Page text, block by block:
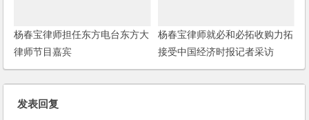
杨春宝律师担任东方电台东方大
律师节目嘉宾
杨春宝律师就必和必拓收购力拓
接受中国经济时报记者采访
发表回复